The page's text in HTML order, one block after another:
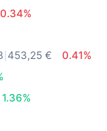
0.34%
453,25 €
0.41%
1.36%